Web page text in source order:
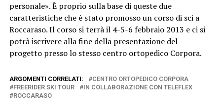
personale». È proprio sulla base di queste due
caratteristiche che è stato promosso un corso di sci a
Roccaraso. Il corso si terrà il 4-5-6 febbraio 2013 e ci si
potrà iscrivere alla fine della presentazione del
progetto presso lo stesso centro ortopedico Corpora.
ARGOMENTI CORRELATI:
CENTRO ORTOPEDICO CORPORA
FREERIDER SKI TOUR
IN COLLABORAZIONE CON TELEFLEX
ROCCARASO